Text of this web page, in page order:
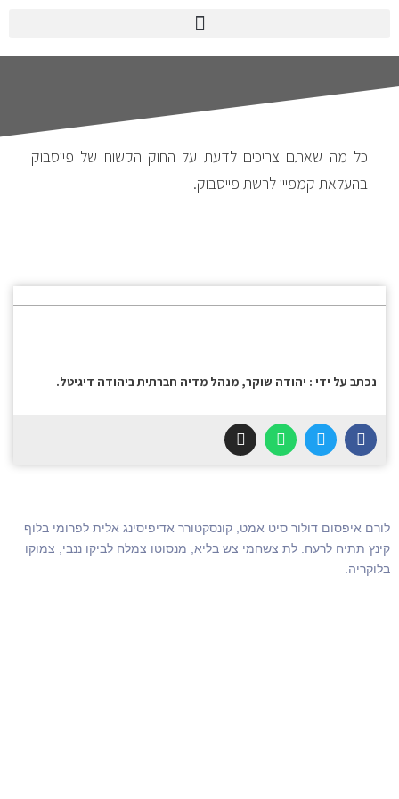
כל מה שאתם צריכים לדעת על החוק הקשוח של פייסבוק
בהעלאת קמפיין לרשת פייסבוק.
נכתב על ידי : יהודה שוקר, מנהל מדיה חברתית ביהודה דיגיטל.
לורם איפסום דולור סיט אמט, קונסקטורר אדיפיסינג אלית לפרומי בלוף
קינץ תתיח לרעח. לת צשחמי צש בליא, מנסוטו צמלח לביקו ננבי, צמוקו
בלוקריה.